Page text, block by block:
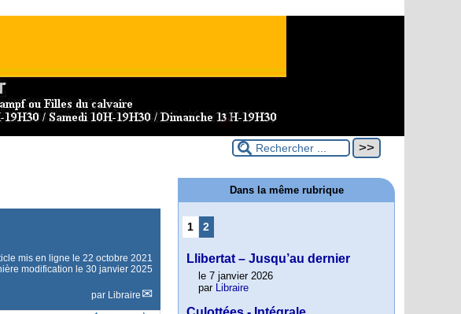
mis en ligne le 22 octobre 2021
modification le 30 janvier 2025
par Libraire
Dans la même rubrique
1 2
Llibertat – Jusqu’au dernier
le 7 janvier 2026
par Libraire